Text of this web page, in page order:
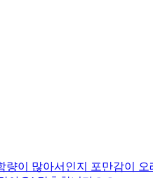
이 많아서인지 포만감이